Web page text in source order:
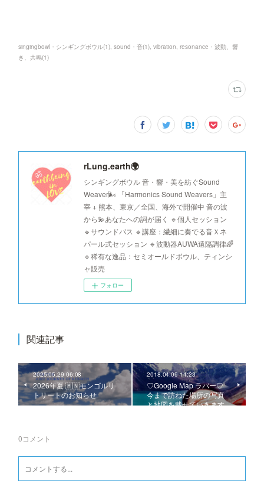
singingbowl・シンギングボウル(1) sound・音(1) vibration, resonance・波動、響
き、共鳴(1)
rLung.earth🌍
シンギングボウル 音・響・美を紡ぐSound
Weaver🌬️ 「Harmonics Sound Weavers」主
宰 + 熊本、東京／全国、海外で開催中 音の波
から💫あなたへの詞が届く 🔹個人セッション
🔹サウンドバス 🔹講座：繊細に奏でる音Ｘネ
パール式セッション 🔹波動器AUWA遠隔調律🌈
🔹稀有な逸品：セミオールドボウル、ティンシ
ャ販売
フォロー
関連記事
2025.05.29 06:08
2026年夏 🇲🇳モンゴルリ
トリートのお知らせ
2018.04.09 14:23
♡Google Map ラバー♡
今まで訪ねた場所の写真
と地図を載せていきます
0コメント